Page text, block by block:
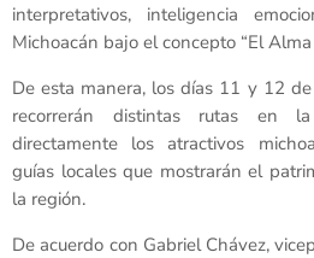
interpretativos, inteligencia
Michoacán bajo el concepto “El Alma
De esta manera, los días 11 y 12
recorrerán distintas rutas en
directamente los atractivos
guías locales que mostrarán el
la región.
De acuerdo con Gabriel Chávez,